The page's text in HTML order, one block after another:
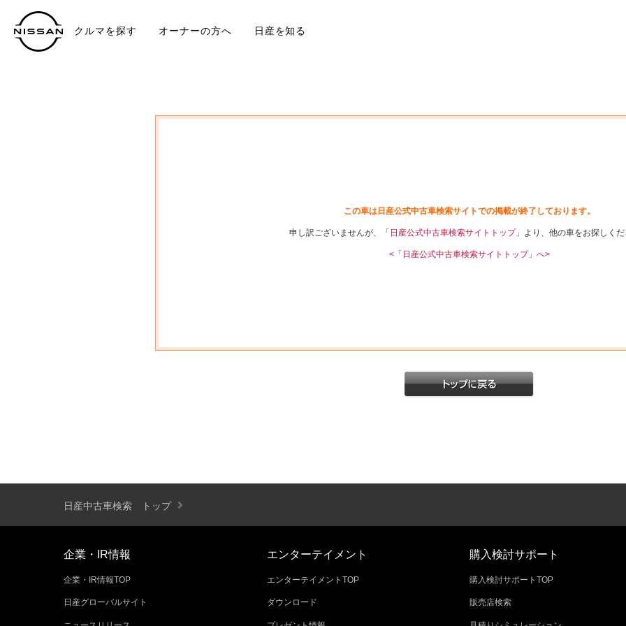
クルマを探す オーナーの方へ 日産を知る
この車は日産公式中古車検索サイトでの掲載が終了しております。
申し訳ございませんが、「 日産公式中古車検索サイトトップ」より、他の車をお探しくだ
<「日産公式中古車検索サイトトップ」へ>
日産中古車検索 トップ
企業・IR情報
企業・IR情報TOP
日産グローバルサイト
エンターテイメント
エンターテイメントTOP
ダウンロード
購入検討サポート
購入検討サポートTOP
販売店検索